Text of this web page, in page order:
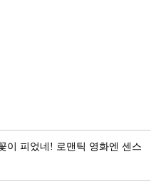
이 피었네! 로맨틱 영화엔 센스